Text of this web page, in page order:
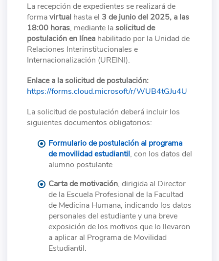
La recepción de expedientes se realizará de
formavirtual hasta el 3 de junio del 2025, a las
18:00 horas, mediante lasolicitud de
postulación en línea habilitado por la Unidad de
Relaciones Interinstitucionales e
Internacionalización (UREINI).
Enlace a la solicitud de postulación:
https://forms.cloud.microsoft/r/WUB4tGJu4U
La solicitud de postulación deberá incluir los
siguientes documentos obligatorios:
Formulario de postulación al programa
de movilidad estudiantil, con los datos del
alumno postulante
Carta de motivación, dirigida al Director
de la Escuela Profesional de la Facultad
de Medicina Humana, indicando los datos
personales del estudiante y una breve
exposición de los motivos que lo llevaron
a aplicar al Programa de Movilidad
Estudiantil.